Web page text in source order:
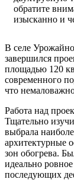
обратите
изысканно и
В селе
завершился
площадью 120
современного
что
Работа над
Тщательно
выбрала
архитектурные
зон обогрева.
идеально
последующих